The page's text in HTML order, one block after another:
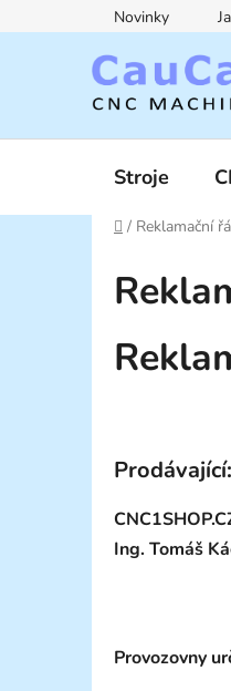
na
Novinky
Stroje
Domů
/ Reklamační
Prodávající:
Ing. Tomáš
Provozovny